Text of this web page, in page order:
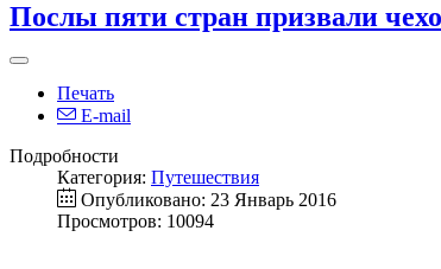
Послы пяти стран призвали
Печать
E-mail
Подробности
Категория: Путешествия
Опубликовано: 23 Январь 2016
Просмотров: 10094